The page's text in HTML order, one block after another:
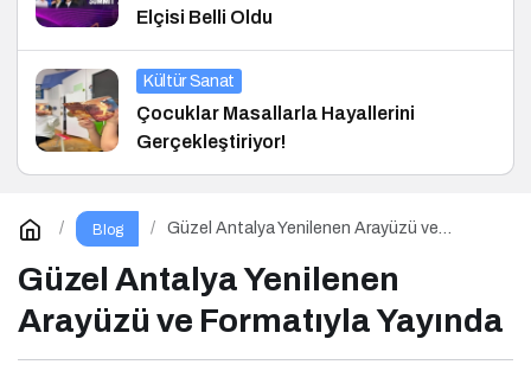
Elçisi Belli Oldu
Kültür Sanat
Çocuklar Masallarla Hayallerini
Gerçekleştiriyor!
Blog
Güzel Antalya Yenilenen Arayüzü ve
Güzel Antalya Yenilenen
Arayüzü ve Formatıyla Yayında